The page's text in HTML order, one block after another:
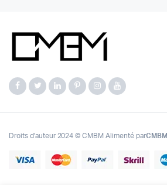
Droits d'auteur 2024 © CMBM Alimenté parCMBM